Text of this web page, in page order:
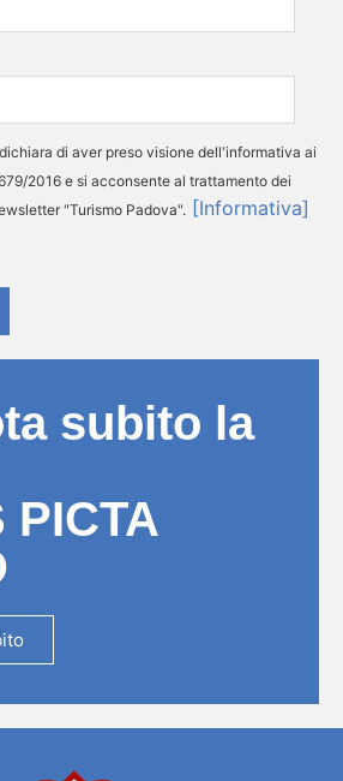
di aver preso visione dell'informativa ai
2016 e si acconsente al trattamento dei
"Turismo Padova". [Informativa]
subito la
PICTA